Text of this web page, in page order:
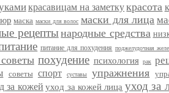
красавицам на заметку красота
маска маски для волос маски для лица
рецепты народные средства
питание для похудения поджелудочная
похудение психология рак
советы спорт суставы упражнения
за кожей уход за кожей лица уход за